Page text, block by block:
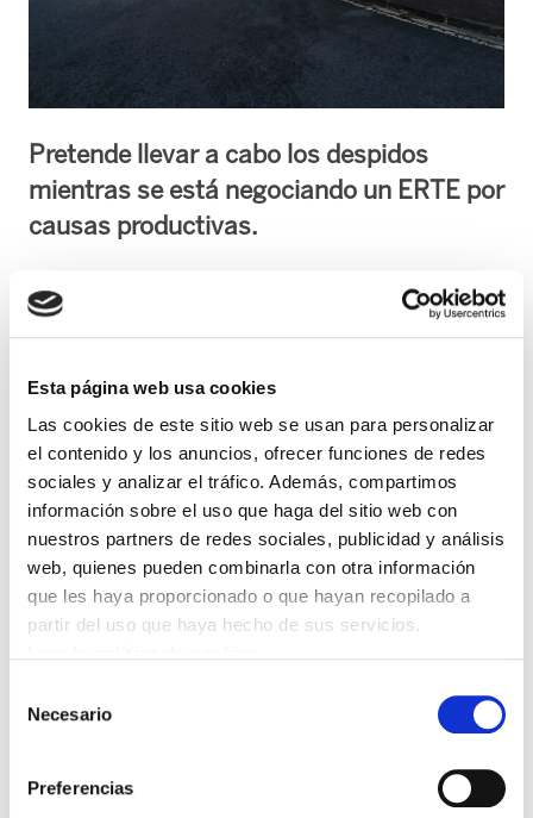
Esta página web usa cookies
Las cookies de este sitio web se usan para personalizar
el contenido y los anuncios, ofrecer funciones de redes
sociales y analizar el tráfico. Además, compartimos
información sobre el uso que haga del sitio web con
nuestros partners de redes sociales, publicidad y análisis
web, quienes pueden combinarla con otra información
que les haya proporcionado o que hayan recopilado a
partir del uso que haya hecho de sus servicios.
Necesario
Preferencias
Pretende llevar a cabo los despidos
mientras se está negociando un ERTE por
causas productivas.
La empresa VoithPaper Tolosa, con 186
trabajadores/as, del Sector del Metal que
Polígono Industrial de Apatta, está inmersa en
una negociación de un ERTE hasta fin de año
que quiere implementar la empresa.
En la primera reunión del periodo de
negociación, la empresa ha metido lista de 15
puestos de trabajo que quiere amortizar. El
Comité de Empresa (5 ELA 4 LAB) rechaza
la correa de transmisión de sus intenciones.
ante un ERE de extinción por no llegar justo-